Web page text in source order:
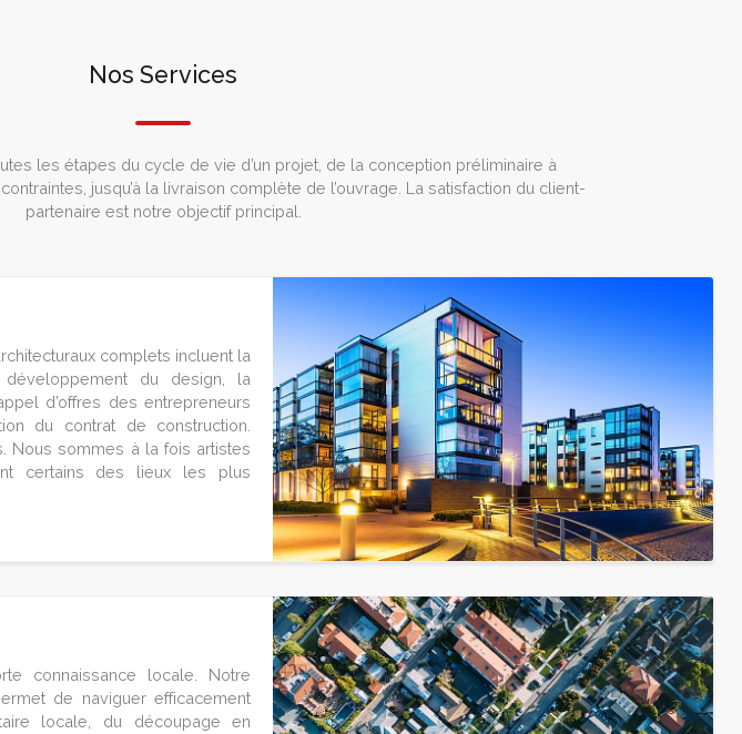
Nos Services
les étapes du cycle de vie d’un projet, de la conception préliminaire à
jusqu’à la livraison complète de l’ouvrage. La satisfaction du client-
partenaire est notre objectif principal.
complets incluent la
du design, la
d’offres des entrepreneurs
du contrat de construction.
Nous sommes à la fois artistes
certains des lieux les plus
connaissance locale. Notre
de naviguer efficacement
locale, du découpage en